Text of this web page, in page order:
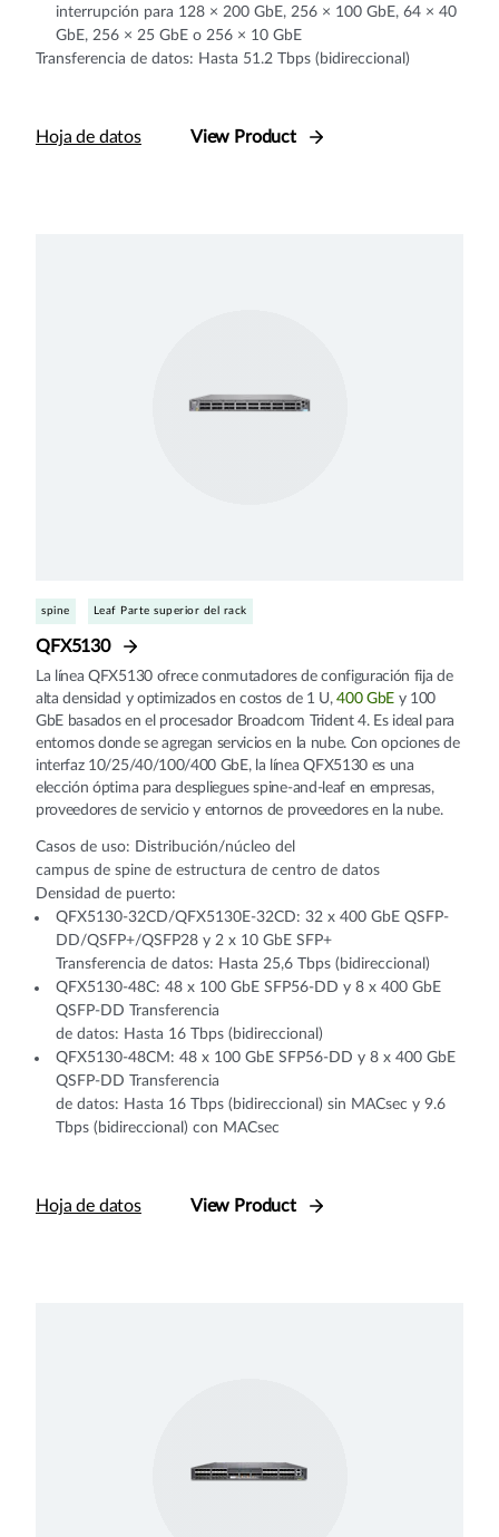
interrupción para 128 × 200 GbE, 256 × 100 GbE, 64 × 40
GbE, 256 × 25 GbE o 256 × 10 GbE
Transferencia de datos: Hasta 51.2 Tbps (bidireccional)
Hoja de datos View Product
spine Leaf Parte superior del rack
QFX5130
La línea QFX5130 ofrece conmutadores de configuración fija de
alta densidad y optimizados en costos de 1 U,400 GbE y 100
GbE basados en el procesador Broadcom Trident 4. Es ideal para
entornos donde se agregan servicios en la nube. Con opciones de
interfaz 10/25/40/100/400 GbE, la línea QFX5130 es una
elección óptima para despliegues spine-and-leaf en empresas,
proveedores de servicio y entornos de proveedores en la nube.
Casos de uso: Distribución/núcleo del
campus de spine de estructura de centro de datos
Densidad de puerto:
QFX5130-32CD/QFX5130E-32CD: 32 x 400 GbE QSFP-
DD/QSFP+/QSFP28 y 2 x 10 GbE SFP+
Transferencia de datos: Hasta 25,6 Tbps (bidireccional)
QFX5130-48C: 48 x 100 GbE SFP56-DD y 8 x 400 GbE
QSFP-DD Transferencia
de datos: Hasta 16 Tbps (bidireccional)
QFX5130-48CM: 48 x 100 GbE SFP56-DD y 8 x 400 GbE
QSFP-DD Transferencia
de datos: Hasta 16 Tbps (bidireccional) sin MACsec y 9.6
Tbps (bidireccional) con MACsec
Hoja de datos View Product